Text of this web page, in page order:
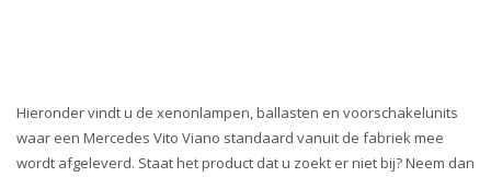
Hieronder vindt u de xenonlampen, ballasten en voorschakelunits
waar een Mercedes Vito Viano standaard vanuit de fabriek mee
wordt afgeleverd. Staat het product dat u zoekt er niet bij? Neem dan